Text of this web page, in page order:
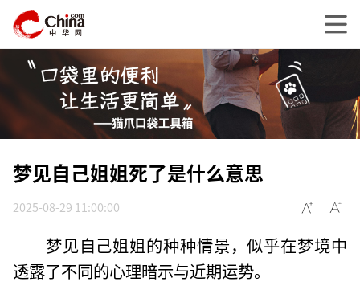
梦见自己姐姐死了是什么意思
2025-08-29 11:00:00
梦见自己姐姐的种种情景，似乎在梦境中
透露了不同的心理暗示与近期运势。